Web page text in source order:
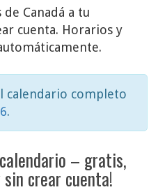
Canadá a tu
cuenta. Horarios y
calendario completo
.
– gratis,
crear cuenta!